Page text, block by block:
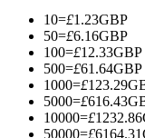
Станьте копи-
10=£1.23GBP
50=£6.16GBP
100=£12.33GBP
500=£61.64GBP
1000=£123.29
5000=£616.43
10000=£1232.86
50000=£6164.31